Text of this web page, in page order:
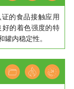
的食品接触应用
的着色强度的特
内稳定性。